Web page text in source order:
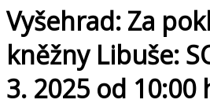
Vyšehrad: Za
kněžny Libuše:
3. 2025 od 10:00